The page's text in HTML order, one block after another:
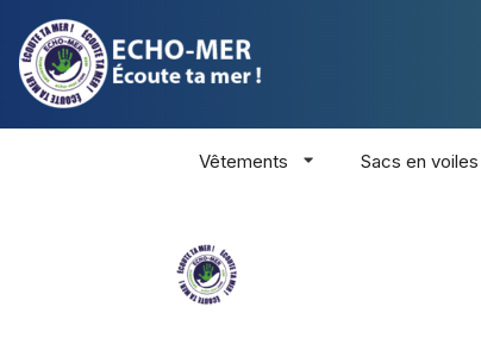
Vêtements Sacs en voiles